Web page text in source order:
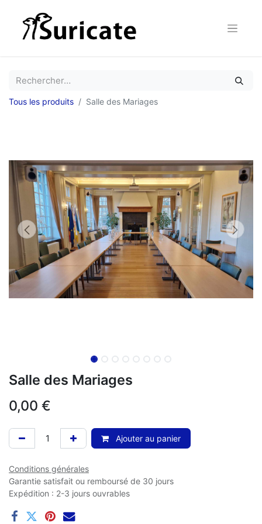
Tous les produits Salle des Mariages
Salle des Mariages
0,00 €
Ajouter au panier
Conditions générales
Garantie satisfait ou remboursé de 30 jours
Expédition : 2-3 jours ouvrables